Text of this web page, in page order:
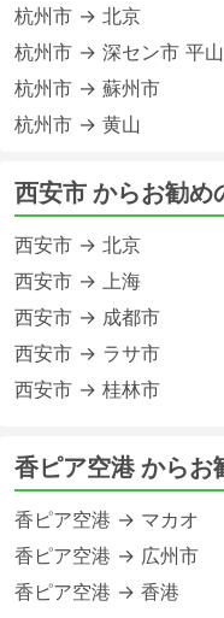
杭州市 → 北京
杭州市 → 深セン市 平山
杭州市 → 蘇州市
杭州市 → 黄山
西安市 からお勧め
西安市 → 北京
西安市 → 上海
西安市 → 成都市
西安市 → ラサ市
西安市 → 桂林市
香ピア空港 からお
香ピア空港 → マカオ
香ピア空港 → 広州市
香ピア空港 → 香港